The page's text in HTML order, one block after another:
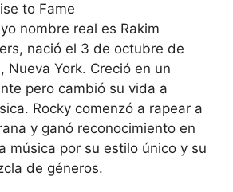
to Fame
nombre real es Rakim
nació el 3 de octubre de
Nueva York. Creció en un
pero cambió su vida a
Rocky comenzó a rapear a
y ganó reconocimiento en
música por su estilo único y su
de géneros.